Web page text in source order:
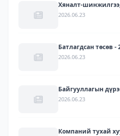
Хяналт-
2026.06.23
Батлагдсан төсөв -
2026.06.23
Байгууллагын
2026.06.23
Компаний тухай